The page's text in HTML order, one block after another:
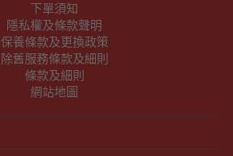
下單須知
隱私權及條款聲明
保養條款及更換政策
除舊服務條款及細則
條款及細則
網站地圖